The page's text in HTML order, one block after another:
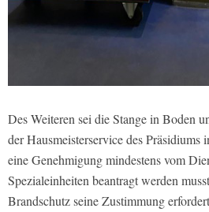
Des Weiteren sei die Stange in Boden
der Hausmeisterservice des
eine Genehmigung mindestens vom
Spezialeinheiten beantragt werden
Brandschutz seine Zustimmung